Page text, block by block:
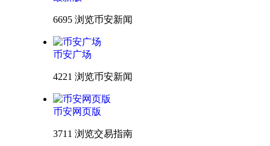
6695 浏览币安新闻
币安广场
4221 浏览币安新闻
币安网页版
3711 浏览交易指南